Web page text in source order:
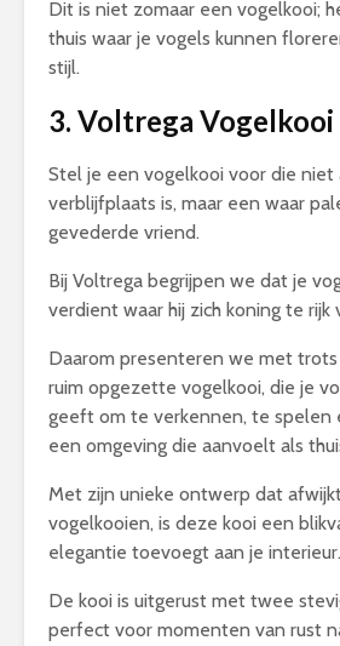
Dit is niet zomaar een vogelkooi;
thuis waar je vogels kunnen
stijl.
3. Voltrega Vogelkooi
Stel je een vogelkooi voor die niet
verblijfplaats is, maar een waar
gevederde vriend.
Bij Voltrega begrijpen we dat je
verdient waar hij zich koning te rijk
Daarom presenteren we met
ruim opgezette vogelkooi, die je
geeft om te verkennen, te spelen
een omgeving die aanvoelt als
Met zijn unieke ontwerp dat
vogelkooien, is deze kooi een
elegantie toevoegt aan je interieur.
De kooi is uitgerust met twee
perfect voor momenten van rust